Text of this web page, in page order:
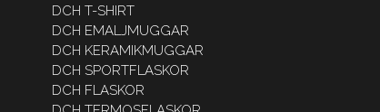
DCH T-SHIRT
DCH EMALJMUGGAR
DCH KERAMIKMUGGAR
DCH SPORTFLASKOR
DCH FLASKOR